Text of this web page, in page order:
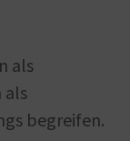
als
als
begreifen.